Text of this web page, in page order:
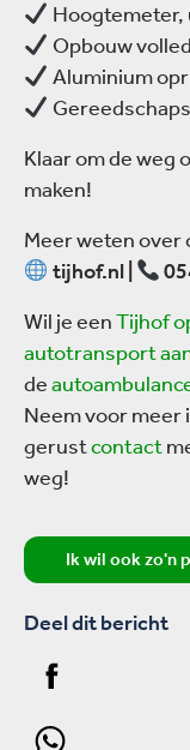
Opbouw
Aluminium
Klaar om de weg
maken!
Meer weten over
tijhof.nl |
Wil je eenTijhof
autotransport
de
Neem voor
gerustcontact
weg!
Ik wil ook zo'n
Deel dit bericht